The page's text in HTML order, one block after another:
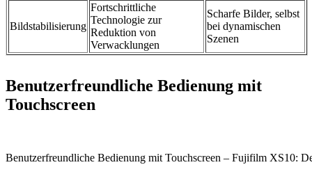
Bildstabilisierung
Fortschrittliche
Technologie zur
Reduktion von
Verwacklungen
Scharfe Bilder, selbst
bei dynamischen
Szenen
Benutzerfreundliche Bedienung mit
Touchscreen
Benutzerfreundliche Bedienung mit Touchscreen – Fujifilm XS10: